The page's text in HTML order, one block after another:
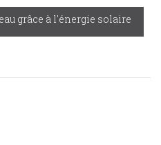
grâce à l'énergie solaire